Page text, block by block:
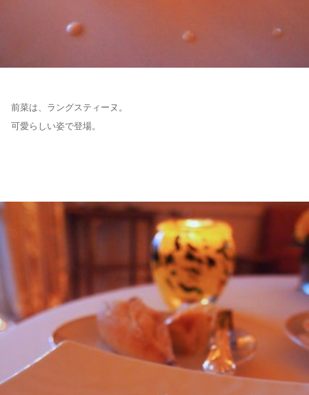
前菜は、ラングスティーヌ。
可愛らしい姿で登場。